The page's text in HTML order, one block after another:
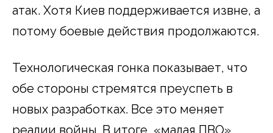
атак. Хотя Киев поддерживается извне, а
потому боевые действия продолжаются.
Технологическая гонка показывает, что
обе стороны стремятся преуспеть в
новых разработках. Все это меняет
реалии войны. В итоге, «малая ПВО»